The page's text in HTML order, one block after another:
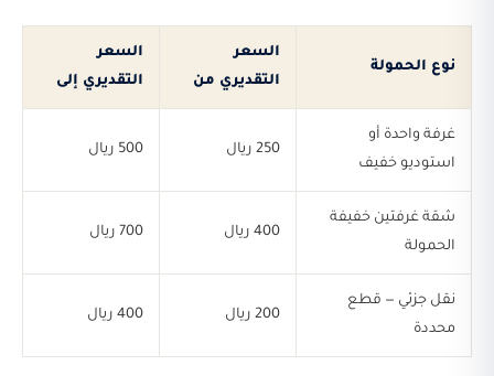
نوع الحمولة
السعر
التقديري من
السعر
التقديري إلى
غرفة واحدة أو
استوديو خفيف
250 ريال 500 ريال
شقة غرفتين خفيفة
الحمولة
400 ريال 700 ريال
نقل جزئي — قطع
محددة
200 ريال 400 ريال